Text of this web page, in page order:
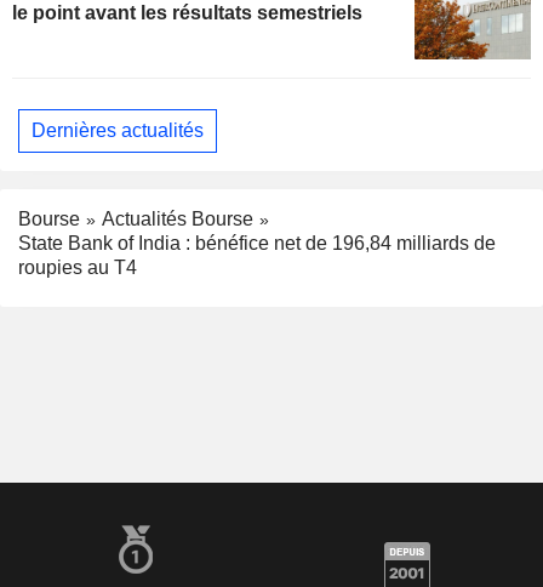
le point avant les résultats semestriels
Dernières actualités
Bourse
Actualités Bourse
State Bank of India : bénéfice net de 196,84 milliards de
roupies au T4